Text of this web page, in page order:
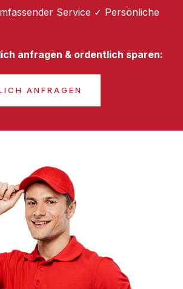
Service ✓ Persönliche
anfragen & ordentlich sparen:
ANFRAGEN